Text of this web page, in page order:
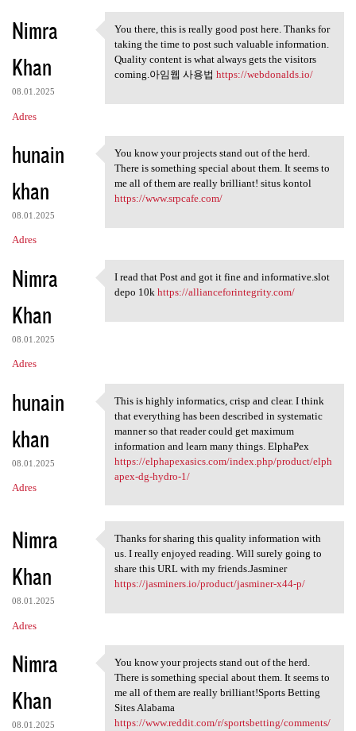
Nimra
Khan
08.01.2025
Adres
You there, this is really
You there, this is really good post here. Thanks for
taking the time to post such valuable information.
Quality content is what always gets the visitors
coming.아임웹 사용법 https://webdonalds.io/
hunain
khan
08.01.2025
Adres
You know your projects stand
You know your projects stand out of the herd.
There is something special about them. It seems to
me all of them are really brilliant! situs kontol
https://www.srpcafe.com/
Nimra
Khan
08.01.2025
Adres
I read that Post and got it
I read that Post and got it fine and informative.slot
depo 10k https://allianceforintegrity.com/
hunain
khan
08.01.2025
Adres
This is highly informatics,
This is highly informatics, crisp and clear. I think
that everything has been described in systematic
manner so that reader could get maximum
information and learn many things. ElphaPex
https://elphapexasics.com/index.php/product/elph
apex-dg-hydro-1/
Nimra
Khan
08.01.2025
Adres
Thanks for sharing this
Thanks for sharing this quality information with
us. I really enjoyed reading. Will surely going to
share this URL with my friends.Jasminer
https://jasminers.io/product/jasminer-x44-p/
Nimra
Khan
08.01.2025
You know your projects stand
You know your projects stand out of the herd.
There is something special about them. It seems to
me all of them are really brilliant!Sports Betting
Sites Alabama
https://www.reddit.com/r/sportsbetting/comments/